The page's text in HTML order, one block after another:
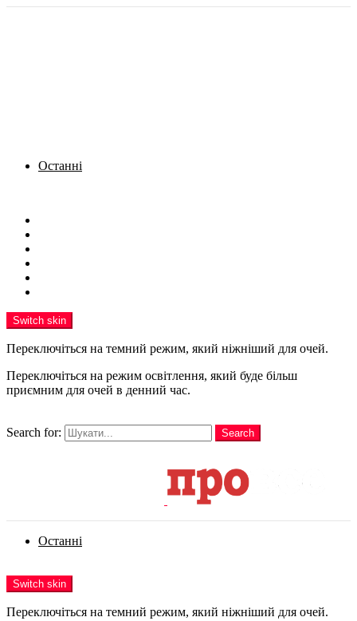
Останні
Switch skin
Переключіться на темний режим, який ніжніший для очей.
Переключіться на режим освітлення, який буде більш
приємним для очей в денний час.
Search for:
Search
Останні
Switch skin
Переключіться на темний режим, який ніжніший для очей.